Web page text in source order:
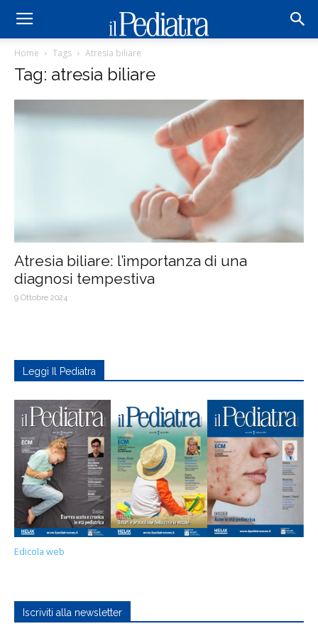
Home Tags Atresia biliare
Tag: atresia biliare
Atresia biliare: l’importanza di una
diagnosi tempestiva
9 Ottobre 2024
Leggi Il Pediatra
Edicola web
Iscriviti alla newsletter